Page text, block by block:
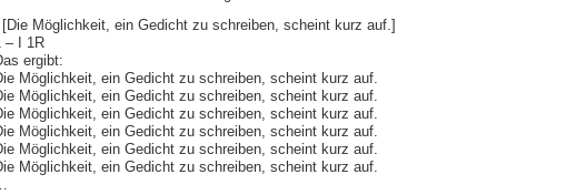
I [Die Möglichkeit, ein Gedicht zu schreiben, scheint kurz auf.]
– I 1R
ergibt:
Möglichkeit, ein Gedicht zu schreiben, scheint kurz auf.
Möglichkeit, ein Gedicht zu schreiben, scheint kurz auf.
Möglichkeit, ein Gedicht zu schreiben, scheint kurz auf.
Möglichkeit, ein Gedicht zu schreiben, scheint kurz auf.
Möglichkeit, ein Gedicht zu schreiben, scheint kurz auf.
Möglichkeit, ein Gedicht zu schreiben, scheint kurz auf.